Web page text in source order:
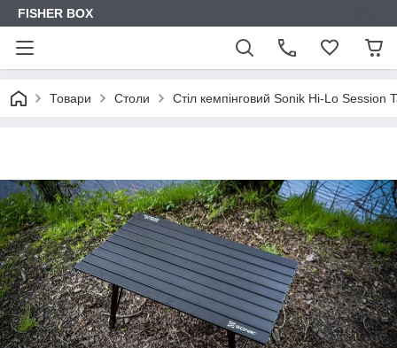
FISHER BOX
Товари Столи Cтіл кемпінговий Sonik Hi-Lo Session